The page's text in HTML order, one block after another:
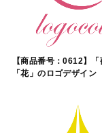
【商品番号：0612】「
「花」のロゴデザイン